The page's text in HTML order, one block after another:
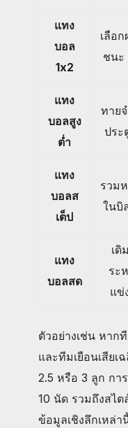
แทง
บอล
1x2
เลือ
ชนะ
แทง
บอลสูง
ต่ำ
ทาย
ประ
แทง
บอลส
เต็ป
รวม
ในบิ
แทง
บอลสด
เดิ
ระ
แข่
ตัวอย่างเช่น หาก
และทีมเยือนเสียเ
2.5 หรือ 3 ลูก กา
10 นัด รวมถึงสไต
ข้อมูลเชิงลึกเหล่